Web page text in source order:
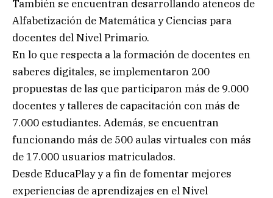
También se encuentran desarrollando ateneos de
Alfabetización de Matemática y Ciencias para
docentes del Nivel Primario.
En lo que respecta a la formación de docentes en
saberes digitales, se implementaron 200
propuestas de las que participaron más de 9.000
docentes y talleres de capacitación con más de
7.000 estudiantes. Además, se encuentran
funcionando más de 500 aulas virtuales con más
de 17.000 usuarios matriculados.
Desde EducaPlay y a fin de fomentar mejores
experiencias de aprendizajes en el Nivel